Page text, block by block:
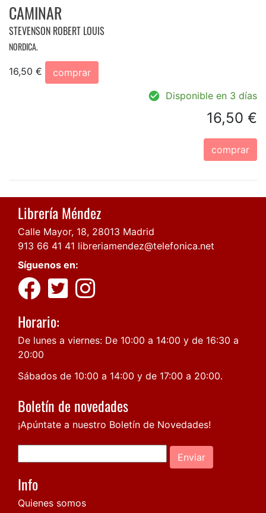
CAMINAR
STEVENSON ROBERT LOUIS
NORDICA.
16,50 €
comprar
Disponible en 3 días
16,50 €
comprar
Librería Méndez
Calle Mayor, 18, 28013 Madrid
913 66 41 41 libreriamendez@telefonica.net
Síguenos en:
Horario:
De lunes a viernes: De 10:00 a 14:00 y de 16:30 a
20:00
Sábados de 10:00 a 14:00 y de 17:00 a 20:00.
Boletín de novedades
¡Apúntate a nuestro Boletín de Novedades!
Enviar
Info
Quienes somos